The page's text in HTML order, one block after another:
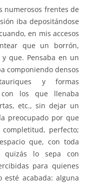
frentes de
iba depositándose
en mis accesos
que un borrón,
que. Pensaba en un
componiendo densos
y formas
con los que llenaba
etc., sin dejar un
preocupado por que
perfecto;
que, con toda
lo sepa con
para quienes
acabada: alguna